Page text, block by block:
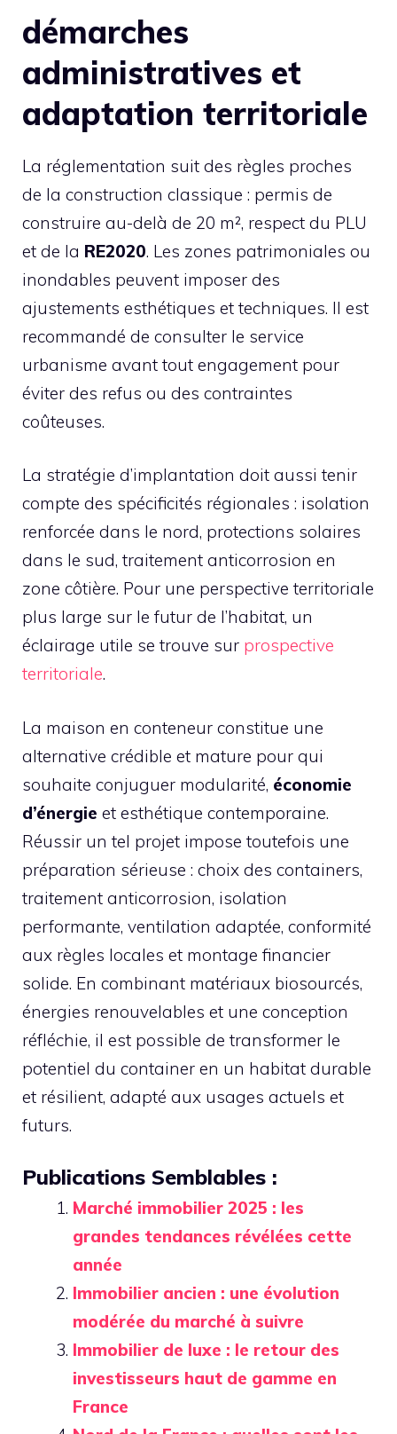
démarches
administratives et
adaptation territoriale
La réglementation suit des règles proches
de la construction classique : permis de
construire au-delà de 20 m², respect du PLU
et de la RE2020. Les zones patrimoniales ou
inondables peuvent imposer des
ajustements esthétiques et techniques. Il est
recommandé de consulter le service
urbanisme avant tout engagement pour
éviter des refus ou des contraintes
coûteuses.
La stratégie d’implantation doit aussi tenir
compte des spécificités régionales : isolation
renforcée dans le nord, protections solaires
dans le sud, traitement anticorrosion en
zone côtière. Pour une perspective territoriale
plus large sur le futur de l’habitat, un
éclairage utile se trouve sur prospective
territoriale.
La maison en conteneur constitue une
alternative crédible et mature pour qui
souhaite conjuguer modularité, économie
d’énergie et esthétique contemporaine.
Réussir un tel projet impose toutefois une
préparation sérieuse : choix des containers,
traitement anticorrosion, isolation
performante, ventilation adaptée, conformité
aux règles locales et montage financier
solide. En combinant matériaux biosourcés,
énergies renouvelables et une conception
réfléchie, il est possible de transformer le
potentiel du container en un habitat durable
et résilient, adapté aux usages actuels et
futurs.
Publications Semblables :
Marché immobilier 2025 : les
grandes tendances révélées cette
année
Immobilier ancien : une évolution
modérée du marché à suivre
Immobilier de luxe : le retour des
investisseurs haut de gamme en
France